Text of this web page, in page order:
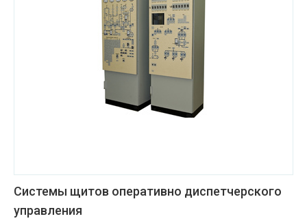
Системы щитов оперативно диспетчерского
управления